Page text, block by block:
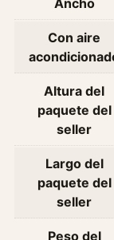
Con aire
Altura del
paquete del
seller
Largo del
paquete del
seller
Peso del